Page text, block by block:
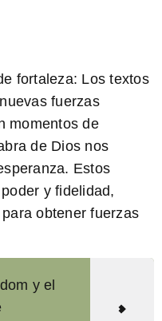
fortaleza: Los textos
fuerzas
momentos de
de Dios nos
Estos
y fidelidad,
obtener fuerzas
y el